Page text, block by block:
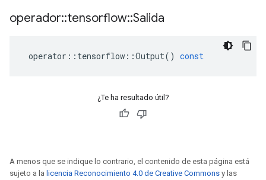
operador::tensorflow::Salida
operator :: tensorflow ::Output() const
¿Te ha resultado útil?
A menos que se indique lo contrario, el contenido de esta página está
sujeto a la licencia Reconocimiento 4.0 de Creative Commons y las